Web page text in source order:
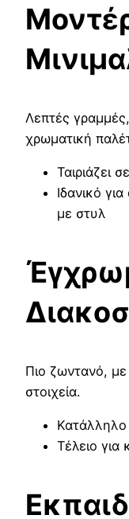
Λεπτές γραμμές,
χρωματική
Ταιριάζει
Ιδανικό
με στυλ
Πιο ζωντανό,
στοιχεία.
Κατάλληλο
Τέλειο για